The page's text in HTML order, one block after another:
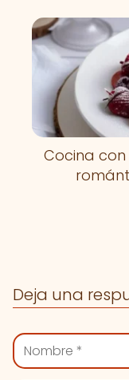
Cocina
Deja una